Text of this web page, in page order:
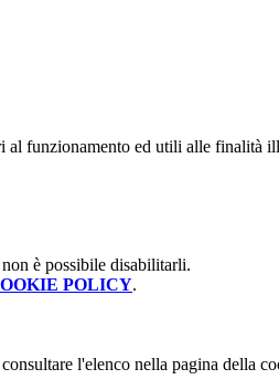
al funzionamento ed utili alle finalità
è possibile disabilitarli.
POLICY.
l'elenco nella pagina della